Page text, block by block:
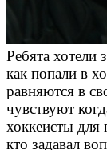
Ребята хотели
как попали в
равняются в
чувствуют
хоккеисты
кто задавал